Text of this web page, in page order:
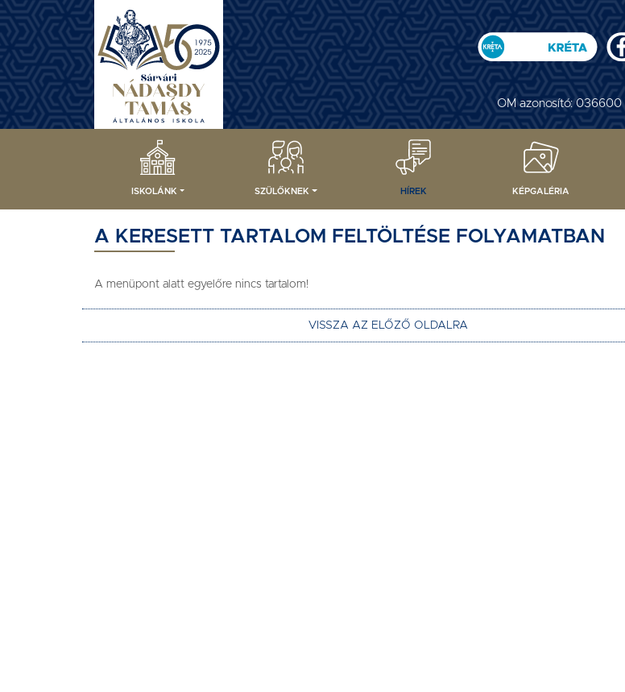
OM azonosító: 036600
ISKOLÁNK SZÜLŐKNEK HÍREK KÉPGALÉRIA
A KERESETT TARTALOM FELTÖLTÉSE FOLYAMATBAN
A menüpont alatt egyelőre nincs tartalom!
VISSZA AZ ELŐZŐ OLDALRA